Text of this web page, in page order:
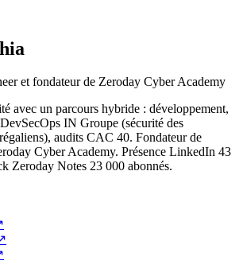
et fondateur de Zeroday Cyber Academy
avec un parcours hybride : développement,
IN Groupe (sécurité des
audits CAC 40. Fondateur de
Cyber Academy. Présence LinkedIn 43
Zeroday Notes 23 000 abonnés.